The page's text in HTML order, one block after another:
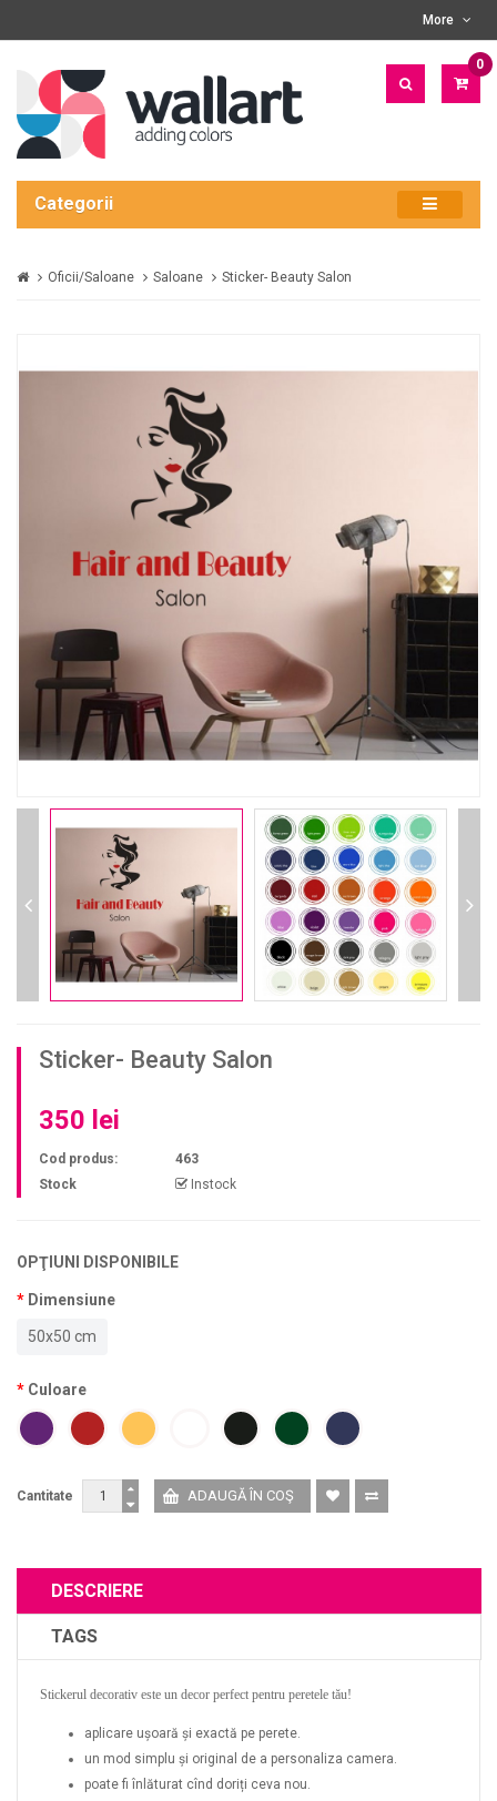
More
0
Categorii
Oficii/Saloane Saloane Sticker- Beauty Salon
Sticker- Beauty Salon
350 lei
Cod produs:
463
Stock
Instock
OPŢIUNI DISPONIBILE
Dimensiune
50x50 cm
Culoare
Cantitate
DESCRIERE
TAGS
Stickerul decorativ este un decor perfect pentru peretele tău!
aplicare ușoară și exactă pe perete.
un mod simplu și original de a personaliza camera.
poate fi înlăturat cînd doriți ceva nou.